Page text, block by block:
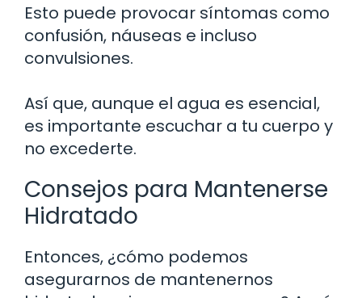
Esto puede provocar síntomas como
confusión, náuseas e incluso
convulsiones.
Así que, aunque el agua es esencial,
es importante escuchar a tu cuerpo y
no excederte.
Consejos para Mantenerse
Hidratado
Entonces, ¿cómo podemos
asegurarnos de mantenernos